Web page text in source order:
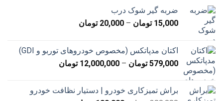
ضربه گیر شوک درب
15,000 تومان –
20,000 تومان
تا
20,000 تومان
اکتان مدپاتکس (مخصوص خودروهای توربو و GDI)
579,000 تومان –
12,000,000 تومان
تا
براش تمیزکاری خودرو | دستیار نظافت خودرو